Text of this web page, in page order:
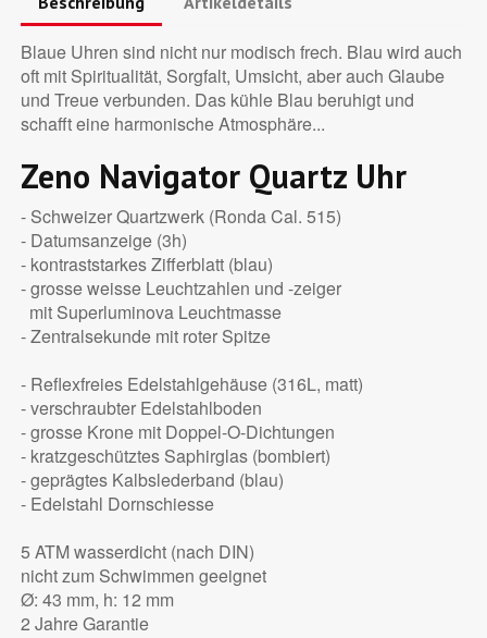
Blaue Uhren sind nicht nur modisch frech. Blau wird auch
oft mit Spiritualität, Sorgfalt, Umsicht, aber auch Glaube
und Treue verbunden. Das kühle Blau beruhigt und
schafft eine harmonische Atmosphäre...
Zeno Navigator Quartz Uhr
- Schweizer Quartzwerk (Ronda Cal. 515)
- Datumsanzeige (3h)
- kontraststarkes Zifferblatt (blau)
- grosse weisse Leuchtzahlen und -zeiger
mit Superluminova Leuchtmasse
- Zentralsekunde mit roter Spitze
- Reflexfreies Edelstahlgehäuse (316L, matt)
- verschraubter Edelstahlboden
- grosse Krone mit Doppel-O-Dichtungen
- kratzgeschütztes Saphirglas (bombiert)
- geprägtes Kalbslederband (blau)
- Edelstahl Dornschiesse
5 ATM wasserdicht (nach DIN)
nicht zum Schwimmen geeignet
Ø: 43 mm, h: 12 mm
2 Jahre Garantie